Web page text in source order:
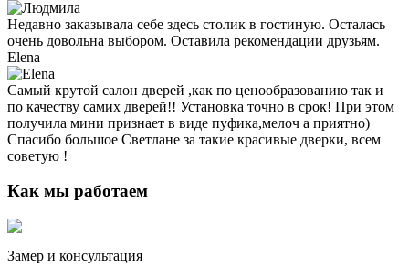
Недавно заказывала себе здесь столик в гостиную. Осталась
очень довольна выбором. Оставила рекомендации друзьям.
Elena
Самый крутой салон дверей ,как по ценообразованию так и
по качеству самих дверей!! Установка точно в срок! При этом
получила мини признает в виде пуфика,мелоч а приятно)
Спасибо большое Светлане за такие красивые дверки, всем
советую !
Как мы работаем
Замер и консультация